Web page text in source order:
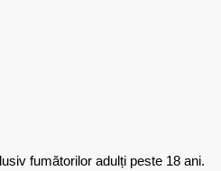
fumătorilor adulți peste 18 ani.